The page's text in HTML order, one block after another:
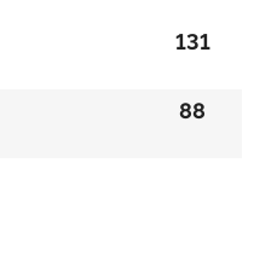
131
88